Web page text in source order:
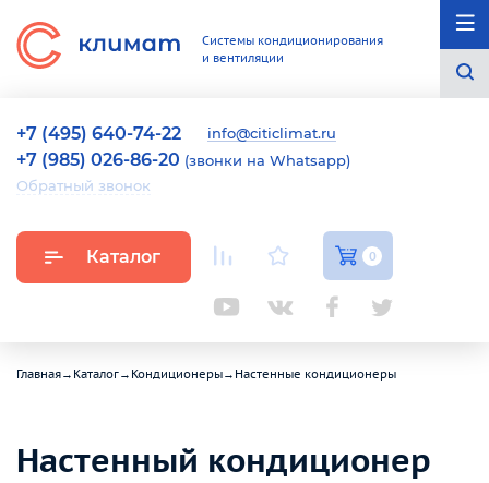
Системы кондиционирования
и вентиляции
+7 (495) 640-74-22 info@citiclimat.ru
+7 (985) 026-86-20 (звонки на Whatsapp)
Обратный звонок
Каталог 0
Главная→ Каталог→ Кондиционеры→ Настенные кондиционеры
Настенный кондиционер